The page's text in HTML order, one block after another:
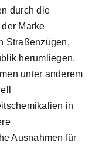
durch die
Marke
Straßenzügen,
herumliegen.
unter anderem
in
Ausnahmen für